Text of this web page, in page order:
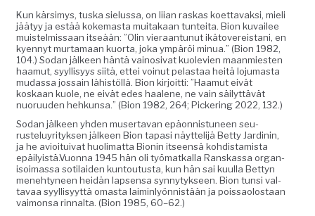
Kun kär­simys, tus­ka sielus­sa, on liian raskas koet­tavak­si, mieli
jää­tyy ja estää koke­mas­ta muitakaan tun­tei­ta. Bion kuvailee
muis­telmis­saan itseään: ”Olin vier­aan­tunut ikä­tovereis­tani, en
kyen­nyt mur­ta­maan kuor­ta, joka ympäröi min­ua.” (Bion 1982,
104.) Sodan jäl­keen hän­tä vain­osi­vat kuole­vien maan­mi­esten
haa­mut, syyl­lisyys siitä, ettei voin­ut pelas­taa heitä loju­mas­ta
mudas­sa jos­sain lähistöl­lä. Bion kir­joit­ti: ”Haa­mut eivät
koskaan kuole, ne eivät edes haa­lene, ne vain säi­lyt­tävät
nuoru­u­den hehkun­sa.” (Bion 1982, 264; Pick­er­ing 2022, 132.)
Sodan jäl­keen yhden muser­ta­van epäon­nis­tuneen seu­
rusteluyri­tyk­sen jäl­keen Bion tapasi näyt­telijä Bet­ty Jar­dinin,
ja he avioi­tu­i­v­at huoli­mat­ta Bion­in itseen­sä kohdis­tamista
epäilyistä.Vuonna 1945 hän oli työ­matkalla Ran­skas­sa organ­
isoimas­sa soti­laiden kuntou­tus­ta, kun hän sai kuul­la Bet­tyn
mene­htyneen hei­dän lapsen­sa syn­ny­tyk­seen. Bion tun­si val­
tavaa syyl­lisyyt­tä omas­ta laimin­lyön­nistään ja pois­saolostaan
vai­mon­sa rinnal­ta. (Bion 1985, 60–62.)